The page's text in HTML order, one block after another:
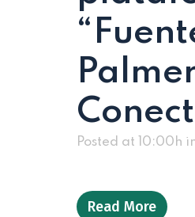
Posted at 10:00h
Read More